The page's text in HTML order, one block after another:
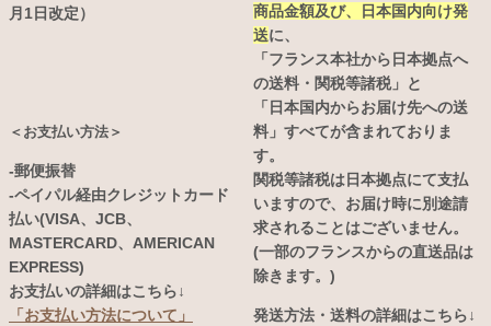
月1日改定）
＜お支払い方法＞
-郵便振替
-ペイパル経由クレジットカード
払い(VISA、JCB、
MASTERCARD、AMERICAN
EXPRESS)
お支払いの詳細はこちら↓
「お支払い方法について」
商品金額及び、日本国内向け発
送に、
「フランス本社から日本拠点へ
の送料・関税等諸税」と
「日本国内からお届け先への送
料」すべてが含まれておりま
す。
関税等諸税は日本拠点にて支払
いますので、お届け時に別途請
求されることはございません。
(一部のフランスからの直送品は
除きます。)
発送方法・送料の詳細はこちら↓